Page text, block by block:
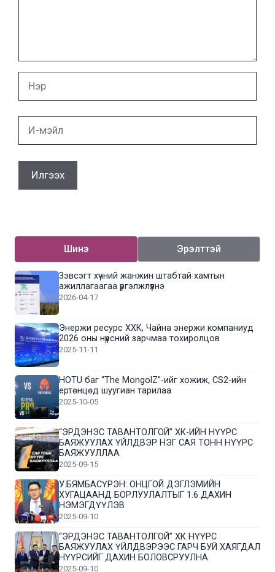
Шинэ Эрэлттэй
Зэвсэгт хүчний жанжин штабтай хамтын
ажиллагаагаа үргэлжлүүлнэ
2026-04-17
Энержи ресурс ХХК, Чайна энержи компаниуд
2026 оны нүүрсний зарчмаа тохиролцов
2025-11-11
HOTU баг “The MongolZ”-ийг хожиж, CS2-ийн
ертөнцөд шуугиан тарилаа
2025-10-05
“ЭРДЭНЭС ТАВАНТОЛГОЙ” ХК-ИЙН НҮҮРС
БАЯЖУУЛАХ ҮЙЛДВЭР НЭГ САЯ ТОНН НҮҮРС
БАЯЖУУЛЛАА
2025-09-15
У.БЯМБАСҮРЭН: ОНЦГОЙ ДЭГЛЭМИЙН
ХУГАЦААНД БОРЛУУЛАЛТЫГ 1.6 ДАХИН
НЭМЭГДҮҮЛЭВ
2025-09-10
“ЭРДЭНЭС ТАВАНТОЛГОЙ” ХК НҮҮРС
БАЯЖУУЛАХ ҮЙЛДВЭРЭЭС ГАРЧ БУЙ ХАЯГДАЛ
НҮҮРСИЙГ ДАХИН БОЛОВСРУУЛНА
2025-09-10